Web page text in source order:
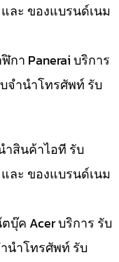
ละ ของแบรนด์เนม
า Panerai บริการ
จำนำโทรศัพท์ รับ
ำสินค้าไอที รับ
ละ ของแบรนด์เนม
บุ๊ค Acer บริการ รับ
นำโทรศัพท์ รับ